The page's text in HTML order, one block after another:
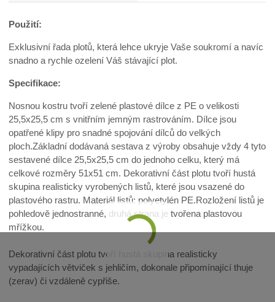
Použití:
Exklusivní řada plotů, která lehce ukryje Vaše soukromí a navíc
snadno a rychle ozelení Váš stávající plot.
Specifikace:
Nosnou kostru tvoří zelené plastové dílce z PE o velikosti
25,5x25,5 cm s vnitřním jemným rastrováním. Dílce jsou
opatřené klipy pro snadné spojování dílců do velkých
ploch.Základní dodávaná sestava z výroby obsahuje vždy 4 tyto
sestavené dílce 25,5x25,5 cm do jednoho celku, který má
celkové rozměry 51x51 cm. Dekorativní část plotu tvoří hustá
skupina realisticky vyrobených listů, které jsou vsazené do
plastového rastru. Materiál listů: polyetylén PE.Rozložení listů je
pohledově jednostranné, druhá strana je tvořena plastovou
mřížkou.
Dekorativní část plotu tvoří hustá skupina realisticky
vypadajících větviček s jehličím, dokonale připomínající thuje
(zerav) či vzdáleně cypřiše.